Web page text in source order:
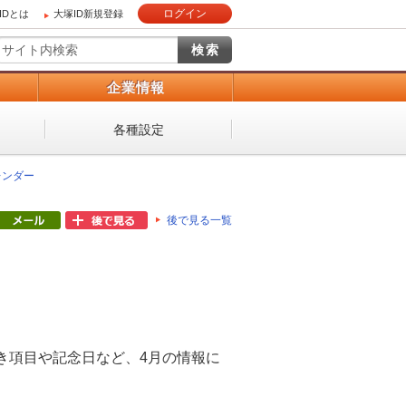
とは 大塚ID新規登録 ログイン
企業情報
各種設定
ダー
後で見る一覧
項目や記念日など、4月の情報に